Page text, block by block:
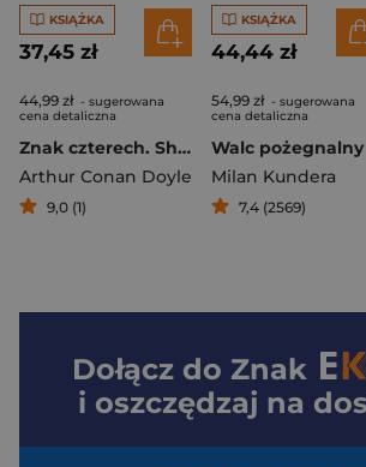
KSIĄŻKA
37,45 zł
44,99 zł - sugerowana
cena detaliczna
Znak czterech. Sherlock Holmes
Arthur Conan Doyle
9,0 (1)
KSIĄŻKA
44,44 zł
54,99 zł - sugerowana
cena detaliczna
Walc pożegnalny
Milan Kundera
7,4 (2569)
Dołącz do Znak
i oszczędzaj na